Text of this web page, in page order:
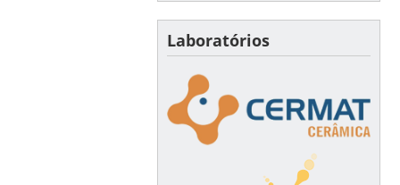
Laboratórios